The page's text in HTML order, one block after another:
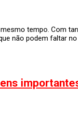
tempo. Com
não podem faltar